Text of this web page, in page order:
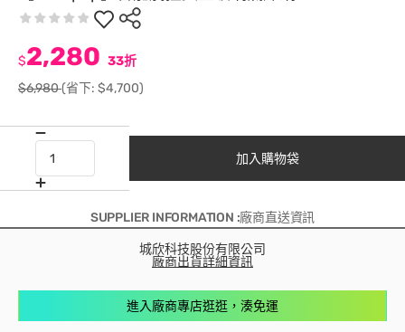
$2,280 33折
$6,980(省下: $4,700)
加入購物袋
SUPPLIER INFORMATION :廠商直送資訊
城欣科技股份有限公司
廠商出貨詳細資訊
進入廠商專店逛逛，湊免運